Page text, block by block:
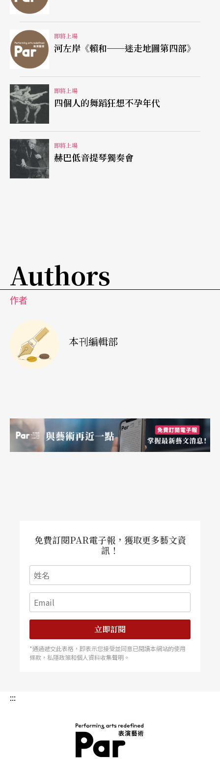
即將上場
河左岸《賴和──迷走地圖第四部》
即將上場
四個人的舞蹈狂想不孕年代
即將上場
赫巴低音提琴獨奏會
Authors
作者
本刊編輯部
免費訂閱PAR電子報，獲取更多藝文資
訊！
立即訂閱
*通過遞交此表格，即表示您接受並同意已閱讀本網站的使用
條款，私隱政策和個人資料收集聲明。
:::